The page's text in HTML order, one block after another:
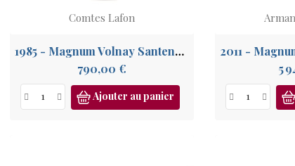
Comtes Lafon
1985 - Magnum Volnay Santenots du Milieu
790,00 €Prix
Ajouter au panier
5